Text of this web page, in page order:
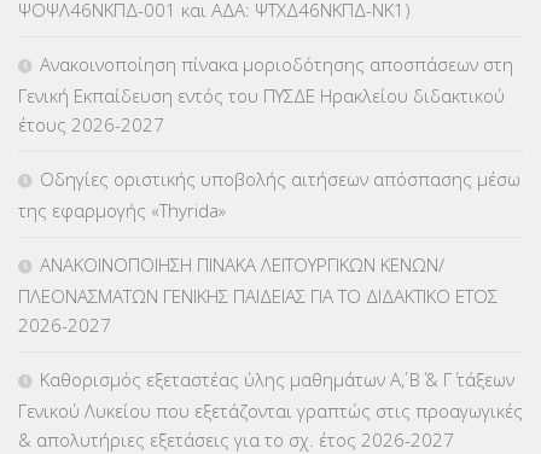
ΚΕΣΥΠ(109)
ΚΠγ – ΚΡΑΤΙΚΟ ΠΙΣΤΟΠΟΙΗΤΙΚΟ ΓΛΩΣΣΟΜΑΘΕΙΑΣ(135)
ΚΠπ- ΚΡΑΤΙΚΟ ΠΙΣΤΟΠΟΙΗΤΙΚΟ ΠΛΗΡΟΦΟΡΙΚΗΣ
ΛΟΙΠΑ(309)
ΜΕΤΑΘΕΣΕΙΣ-ΤΟΠΟΘΕΤΗΣΕΙΣ ΒΕΛΤΙΩΣΕΙΣ(319)
ΜΕΤΑΦΟΡΑ ΜΑΘΗΤΩΝ(3)
ΨΟΨΛ46ΝΚΠΔ-001 και ΑΔΑ: ΨΤΧΔ46ΝΚΠΔ-ΝΚ1)
Ανακοινοποίηση πίνακα μοριοδότησης αποσπάσεων στη
Γενική Εκπαίδευση εντός του ΠΥΣΔΕ Ηρακλείου διδακτικού
έτους 2026-2027
Οδηγίες οριστικής υποβολής αιτήσεων απόσπασης μέσω
της εφαρμογής «Thyrida»
ΑΝΑΚΟΙΝΟΠΟΙΗΣΗ ΠΙΝΑΚΑ ΛΕΙΤΟΥΡΓΙΚΩΝ ΚΕΝΩΝ/
ΠΛΕΟΝΑΣΜΑΤΩΝ ΓΕΝΙΚΗΣ ΠΑΙΔΕΙΑΣ ΓΙΑ ΤΟ ΔΙΔΑΚΤΙΚΟ ΕΤΟΣ
2026-2027
Καθορισμός εξεταστέας ύλης μαθημάτων Α΄, Β΄ & Γ΄ τάξεων
Γενικού Λυκείου που εξετάζονται γραπτώς στις προαγωγικές
& απολυτήριες εξετάσεις για το σχ. έτος 2026-2027